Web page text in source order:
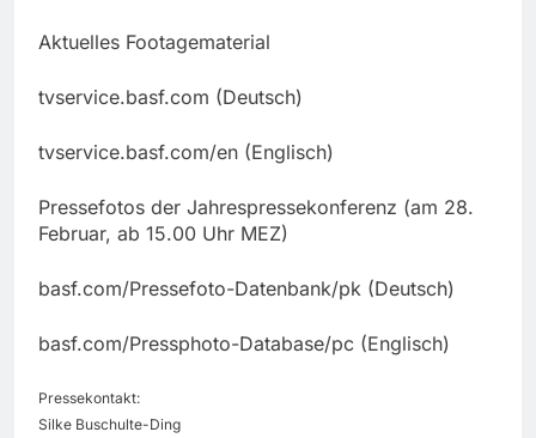
Aktuelles Footagematerial
tvservice.basf.com (Deutsch)
tvservice.basf.com/en (Englisch)
Pressefotos der Jahrespressekonferenz (am 28.
Februar, ab 15.00 Uhr MEZ)
basf.com/Pressefoto-Datenbank/pk (Deutsch)
basf.com/Pressphoto-Database/pc (Englisch)
Pressekontakt:
Silke Buschulte-Ding